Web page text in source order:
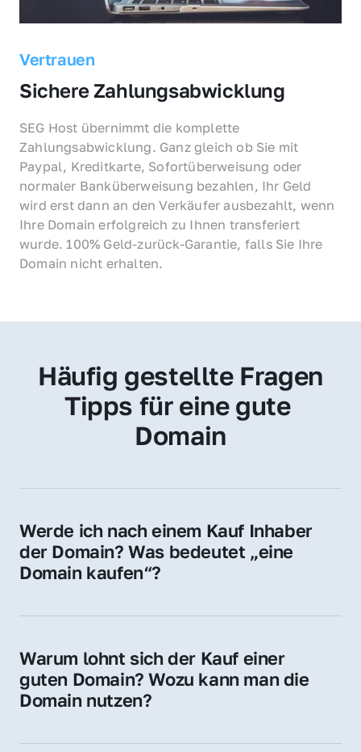
Vertrauen
Sichere Zahlungsabwicklung
SEG Host übernimmt die komplette
Zahlungsabwicklung. Ganz gleich ob Sie mit
Paypal, Kreditkarte, Sofortüberweisung oder
normaler Banküberweisung bezahlen, Ihr Geld
wird erst dann an den Verkäufer ausbezahlt, wenn
Ihre Domain erfolgreich zu Ihnen transferiert
wurde. 100% Geld-zurück-Garantie, falls Sie Ihre
Domain nicht erhalten.
Häufig gestellte Fragen
Tipps für eine gute
Domain
Werde ich nach einem Kauf Inhaber
der Domain? Was bedeutet „eine
Domain kaufen“?
Sie erhalten alle Rechte zur Nutzung,
Domain.
Warum lohnt sich der Kauf einer
guten Domain? Wozu kann man die
Domain nutzen?